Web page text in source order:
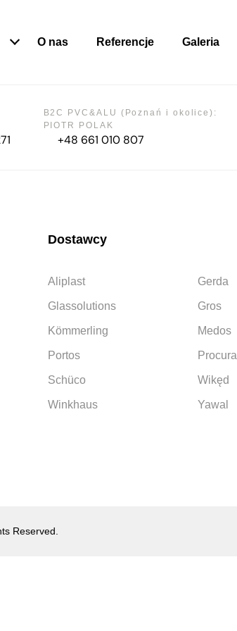
O nas Referencje Galeria
B2C PVC&ALU (Poznań i okolice):
PIOTR POLAK
+48 661 010 807
Dostawcy
Aliplast Gerda
Glassolutions Gros
Kömmerling Medos
Portos Procural
Schüco Wikęd
Winkhaus Yawal
Reserved.